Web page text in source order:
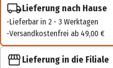
Lieferung nach Hause
Lieferbar in 2 - 3 Werktagen
Versandkostenfrei ab 49,00 €
Lieferung in die Filiale